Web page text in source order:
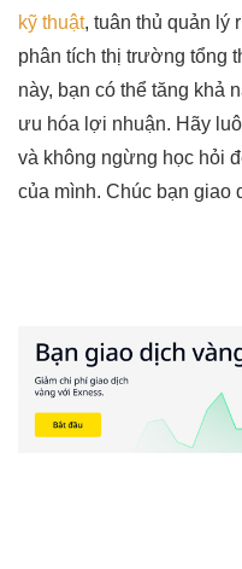
kỹ thuật, tuân thủ quản lý
phân tích thị trường tổng
này, bạn có thể tăng khả
ưu hóa lợi nhuận. Hãy
và không ngừng học hỏi
của mình. Chúc bạn giao